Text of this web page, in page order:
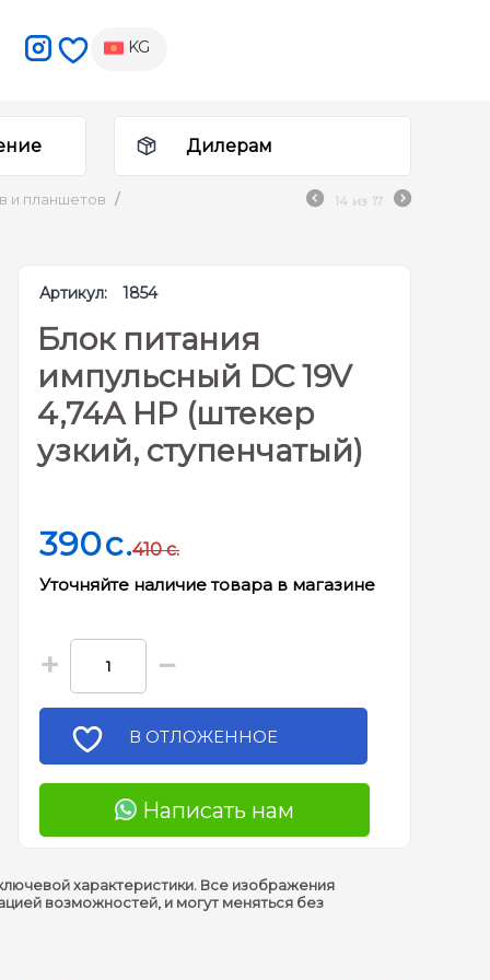
KG
Дилерам
и планшетов /
14 из 17
Артикул: 1854
Блок питания
импульсный DC 19V
4,74A HP (штекер
узкий, ступенчатый)
390c.
Уточняйте наличие товара в магазине
410 c.
+ −
В ОТЛОЖЕННОЕ
Написать нам
характеристики. Все изображения
возможностей, и могут меняться без